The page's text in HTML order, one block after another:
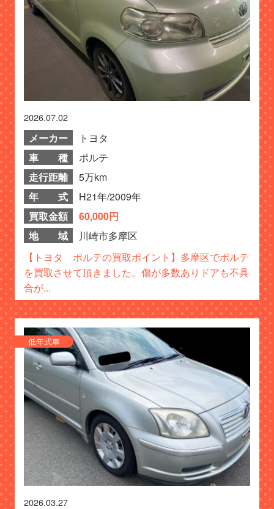
2026.07.02
メーカー
トヨタ
車 種
ポルテ
走行距離
5万km
年 式
H21年/2009年
買取金額
60,000円
地 域
川崎市多摩区
【トヨタ ポルテの買取ポイント】多摩区でポルテ
を買取させて頂きました。傷が多数ありドアも不具
合が...
低年式車
2026.03.27